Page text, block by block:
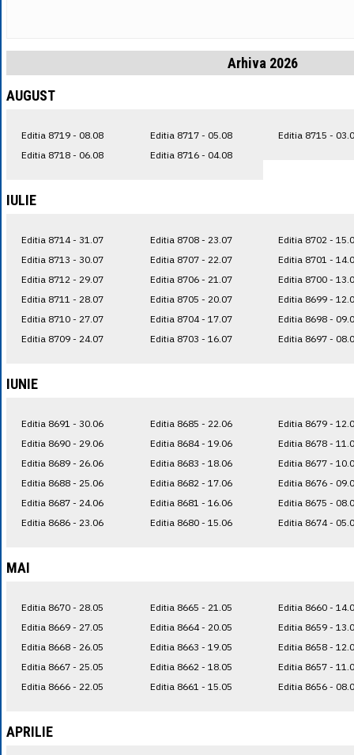
Arhiva 2026
AUGUST
Editia 8719 - 08.08
Editia 8718 - 06.08
Editia 8717 - 05.08
Editia 8716 - 04.08
Editia 8715 -
IULIE
Editia 8714 - 31.07
Editia 8713 - 30.07
Editia 8712 - 29.07
Editia 8711 - 28.07
Editia 8710 - 27.07
Editia 8709 - 24.07
Editia 8708 - 23.07
Editia 8707 - 22.07
Editia 8706 - 21.07
Editia 8705 - 20.07
Editia 8704 - 17.07
Editia 8703 - 16.07
Editia 8702 -
Editia 8701 -
Editia 8700 -
Editia 8699 -
Editia 8698 -
Editia 8697 -
IUNIE
Editia 8691 - 30.06
Editia 8690 - 29.06
Editia 8689 - 26.06
Editia 8688 - 25.06
Editia 8687 - 24.06
Editia 8686 - 23.06
Editia 8685 - 22.06
Editia 8684 - 19.06
Editia 8683 - 18.06
Editia 8682 - 17.06
Editia 8681 - 16.06
Editia 8680 - 15.06
Editia 8679 -
Editia 8678 -
Editia 8677 -
Editia 8676 -
Editia 8675 -
Editia 8674 -
MAI
Editia 8670 - 28.05
Editia 8669 - 27.05
Editia 8668 - 26.05
Editia 8667 - 25.05
Editia 8666 - 22.05
Editia 8665 - 21.05
Editia 8664 - 20.05
Editia 8663 - 19.05
Editia 8662 - 18.05
Editia 8661 - 15.05
Editia 8660 -
Editia 8659 -
Editia 8658 -
Editia 8657 -
Editia 8656 -
APRILIE